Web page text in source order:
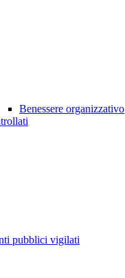
Benessere organizzativo
pubblici vigilati